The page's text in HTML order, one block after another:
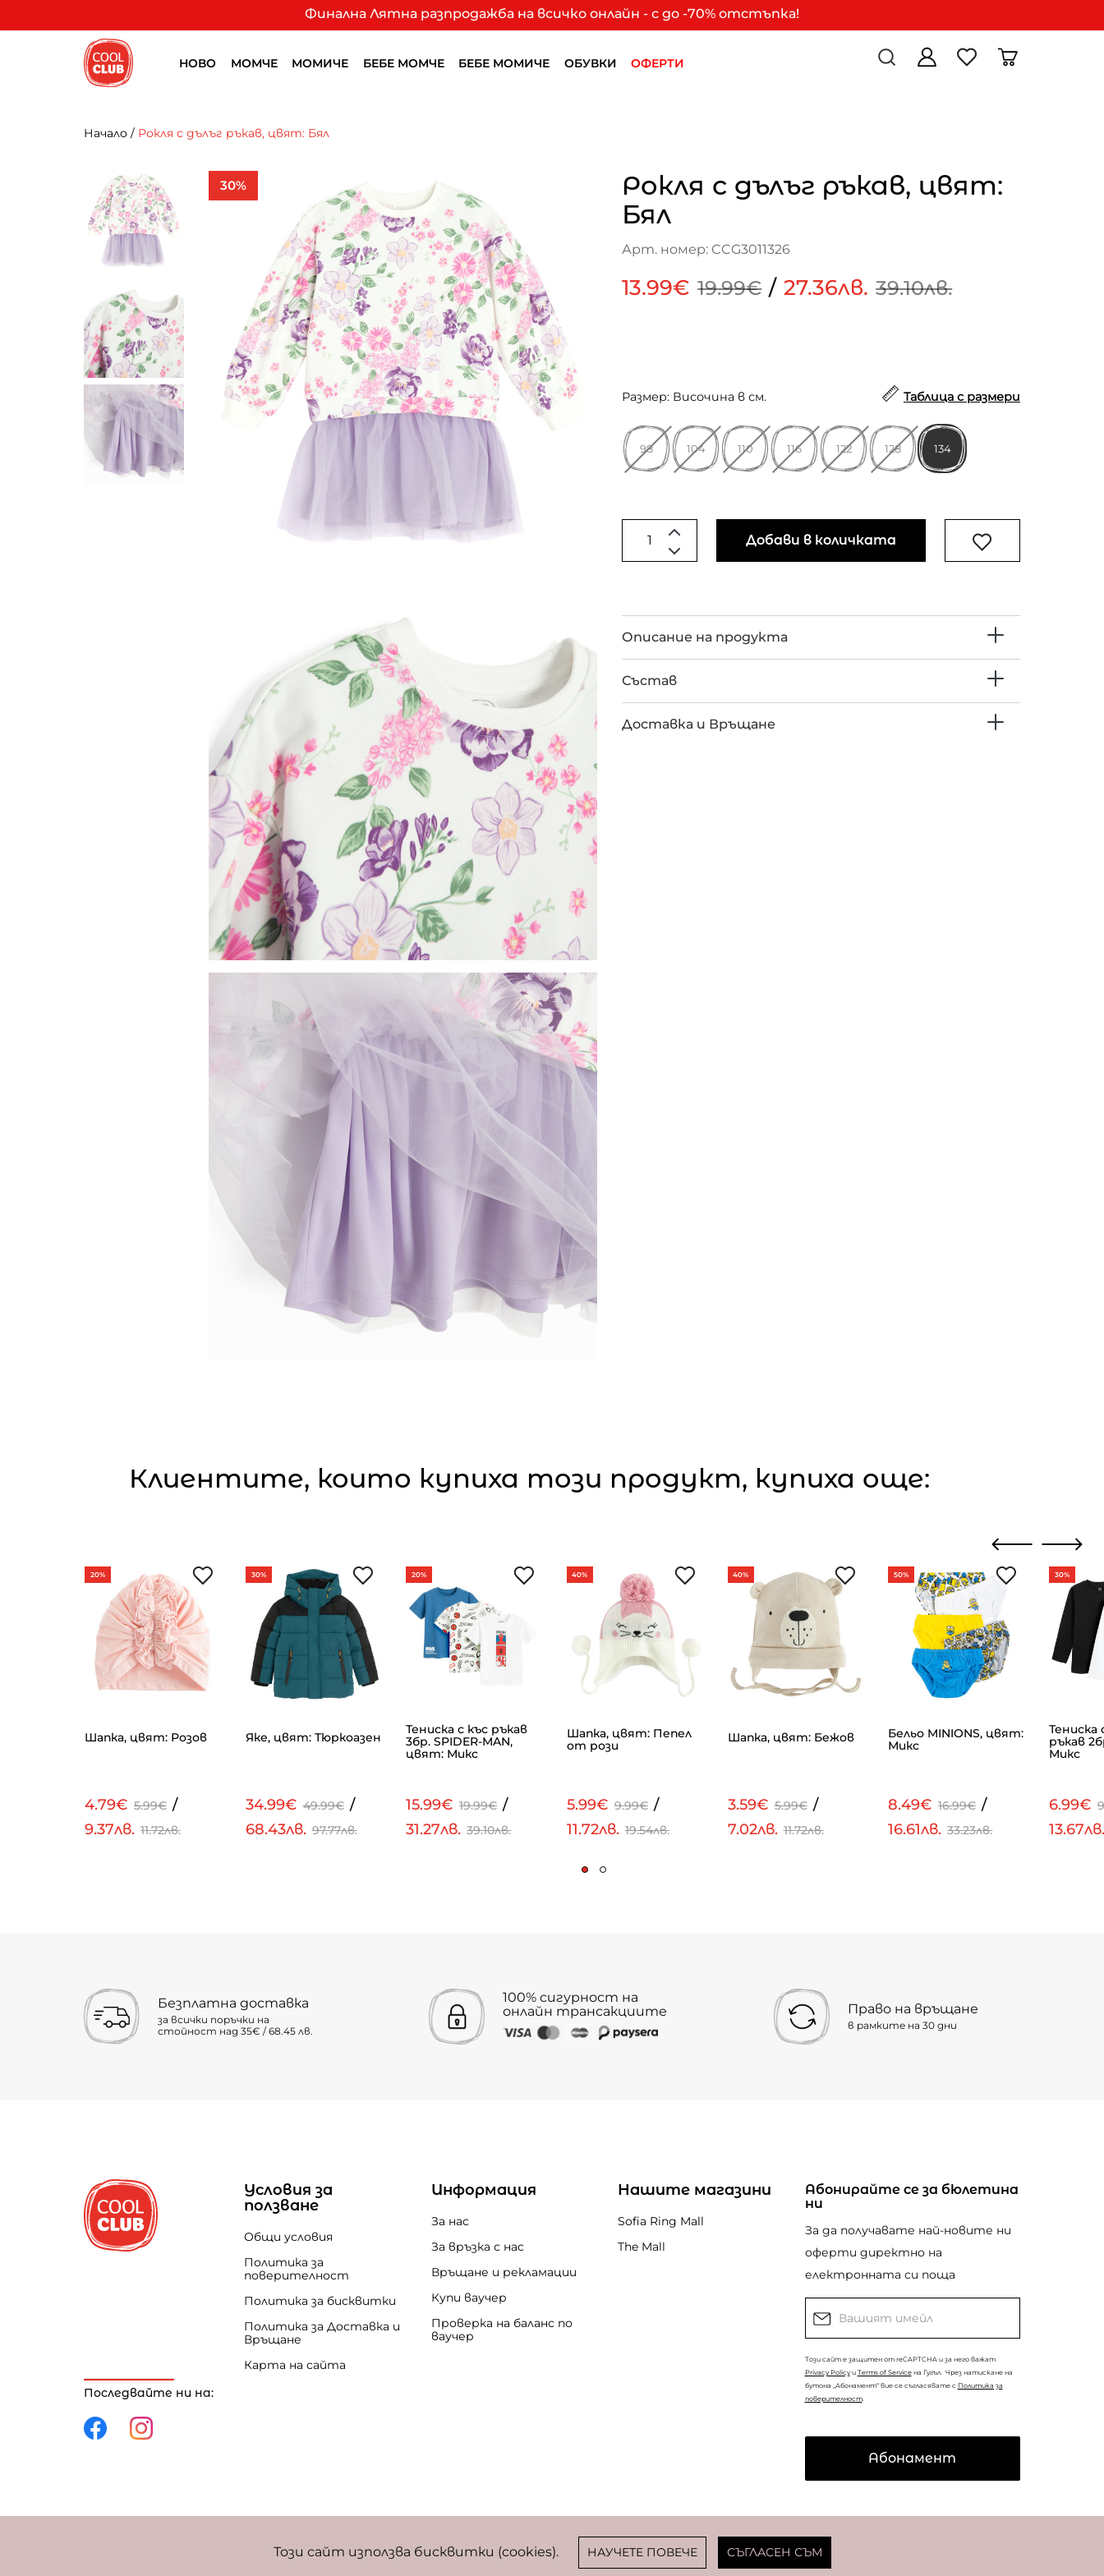
Този сайт използва бисквитки (cookies). НАУЧЕТЕ ПОВЕЧЕ СЪГЛАСЕН СЪМ
Финална Лятна разпродажба на всичко онлайн - с до -70% отстъпка!
НОВО МОМЧЕ МОМИЧЕ БЕБЕ МОМЧЕ БЕБЕ МОМИЧЕ ОБУВКИ ОФЕРТИ
Начало / Рокля с дълъг ръкав, цвят: Бял
30%
Рокля с дълъг ръкав, цвят:
Бял
Арт. номер: CCG3011326
13.99€ 19.99€ / 27.36лв. 39.10лв.
Размер: Височина в см. Таблица с размери
98 104 110 116 122 128 134
Добави в количката
Описание на продукта
Състав
Доставка и Връщане
Клиентите, които купиха този продукт, купиха още:
20%
Шапка, цвят: Розов
4.79€ 5.99€ /
9.37лв. 11.72лв.
30%
Яке, цвят: Тюркоазен
34.99€ 49.99€ /
68.43лв. 97.77лв.
20%
Тениска с къс ръкав
3бр. SPIDER-MAN,
цвят: Микс
15.99€ 19.99€ /
31.27лв. 39.10лв.
40%
Шапка, цвят: Пепел
от рози
5.99€ 9.99€ /
11.72лв. 19.54лв.
40%
Шапка, цвят: Бежов
3.59€ 5.99€ /
7.02лв. 11.72лв.
50%
Бельо MINIONS, цвят:
Микс
8.49€ 16.99€ /
16.61лв. 33.23лв.
30%
Тениска
ръкав
Микс
6.99€
Безплатна доставка
за всички поръчки на
стойност над 35€ / 68.45 лв.
100% сигурност на
онлайн трансакциите
Право на връщане
в рамките на 30 дни
Последвайте ни на:
Условия за
ползване
Общи условия
Политика за
поверителност
Политика за бисквитки
Политика за Доставка и
Връщане
Карта на сайта
Информация
За нас
За връзка с нас
Връщане и рекламации
Купи ваучер
Проверка на баланс по
ваучер
Нашите магазини
Sofia Ring Mall
The Mall
Абонирайте се за бюлетина
ни
За да получавате най-новите ни
оферти директно на
електронната си поща
Този сайт е защитен от reCAPTCHA и за него важат
Privacy Policyи Terms of Serviceна Гугъл. Чрез натискане на
бутона „Абонамент“ вие се съгласявате с Политика за
поверителност.
Абонамент
Фиксиран курс за превалутиране: 1 EUR = 1,95583 BGN
© CopyrightCoolclub